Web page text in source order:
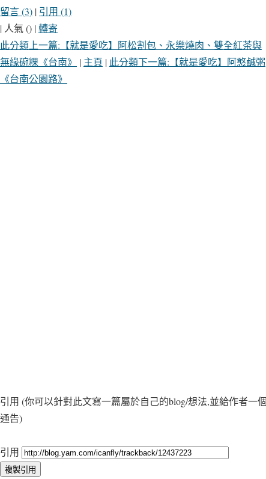
留言 (3) | 引用 (1)
| 人氣 () |轉寄
此分類上一篇:【就是愛吃】阿松割包、永樂燒肉、雙全紅茶與
無緣碗粿《台南》
| 主頁 | 此分類下一篇:【就是愛吃】阿憨鹹粥
《台南公園路》
引用 (你可以針對此文寫一篇屬於自己的blog/想法,並給作者一個
通告)
引用